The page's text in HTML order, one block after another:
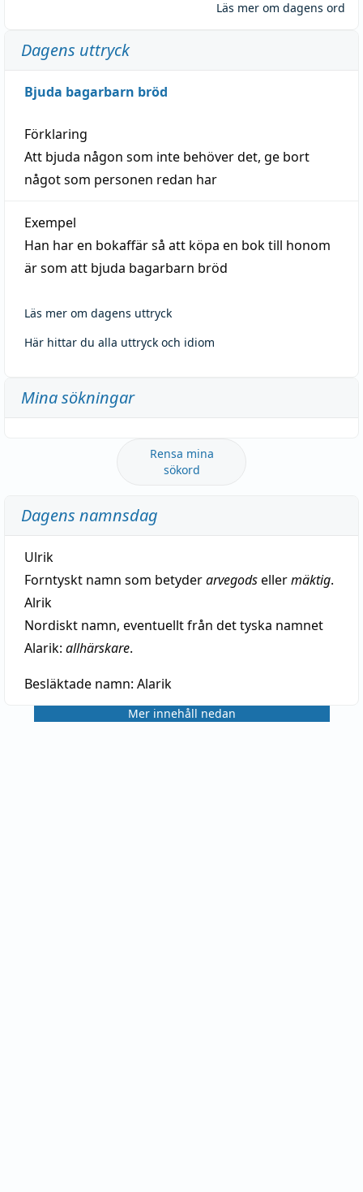
Läs mer om dagens ord
Dagens uttryck
Bjuda bagarbarn bröd
Förklaring
Att bjuda någon som inte behöver det, ge bort
något som personen redan har
Exempel
Han har en bokaffär så att köpa en bok till honom
är som att bjuda bagarbarn bröd
Läs mer om dagens uttryck
Här hittar du alla uttryck och idiom
Mina sökningar
Rensa mina
sökord
Dagens namnsdag
Ulrik
Forntyskt namn som betyderarvegodsellermäktig.
Alrik
Nordiskt namn, eventuellt från det tyska namnet
Alarik: allhärskare.
Besläktade namn: Alarik
Mer innehåll nedan